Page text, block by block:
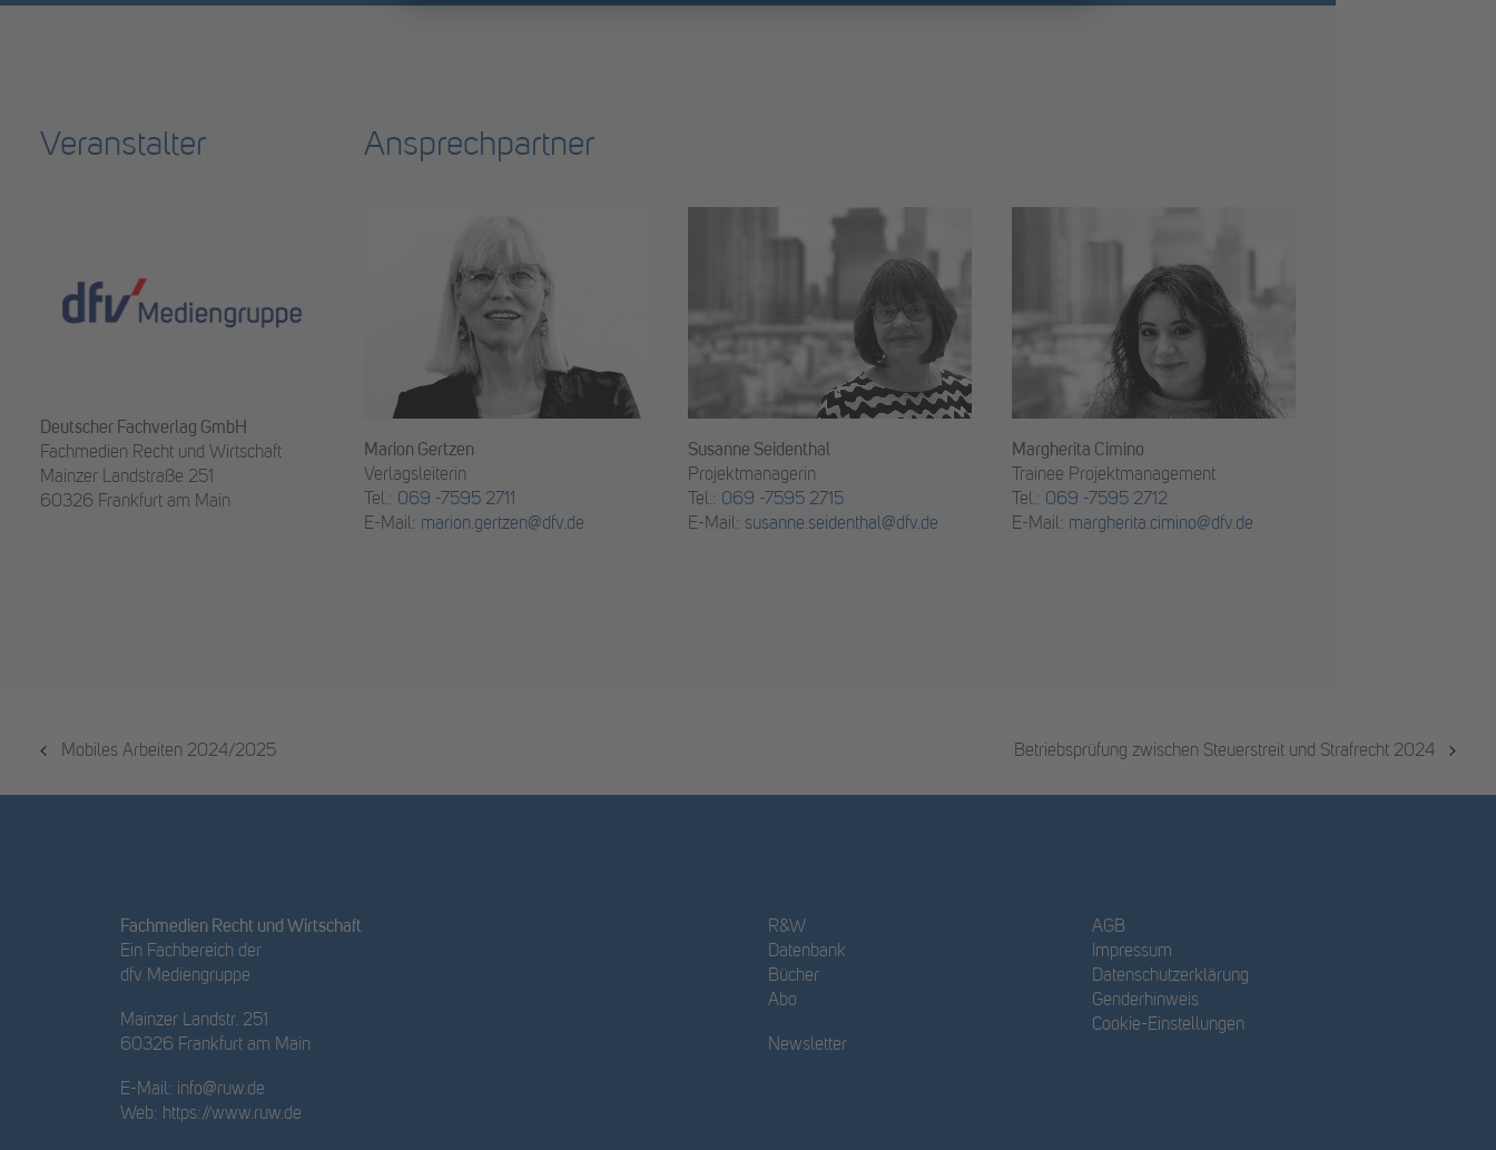
Veranstalter
Deutscher Fachverlag GmbH
Fachmedien Recht und Wirtschaft
Mainzer Landstraße 251
60326 Frankfurt am Main
Ansprechpartner
Marion Gertzen
Verlagsleiterin
Tel.: 069 -7595 2711
E-Mail: marion.gertzen@dfv.de
Susanne Seidenthal
Projektmanagerin
Tel.: 069 -7595 2715
E-Mail: susanne.seidenthal@dfv.de
Margherita Cimino
Trainee Projektmanagement
Tel.: 069 -7595 2712
E-Mail: margherita.cimino@dfv.de
Mobiles Arbeiten 2024/2025 Betriebsprüfung zwischen Steuerstreit und Strafrecht 2024
Fachmedien Recht und Wirtschaft
Ein Fachbereich der
dfv Mediengruppe
Mainzer Landstr. 251
60326 Frankfurt am Main
E-Mail: info@ruw.de
Web: https://www.ruw.de
R&W
Datenbank
Bücher
Abo
Newsletter
AGB
Impressum
Datenschutzerklärung
Genderhinweis
Cookie-Einstellungen